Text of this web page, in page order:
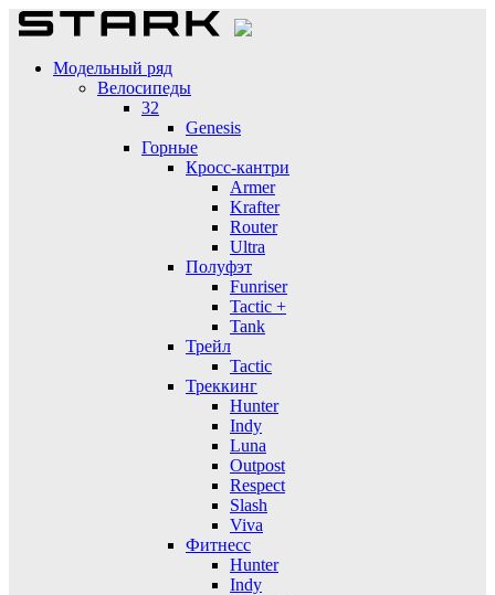
Модельный ряд
Велосипеды
32
Genesis
Горные
Кросс-кантри
Armer
Krafter
Router
Ultra
Полуфэт
Funriser
Tactic +
Tank
Трейл
Tactic
Треккинг
Hunter
Indy
Luna
Outpost
Respect
Slash
Viva
Фитнесс
Hunter
Indy